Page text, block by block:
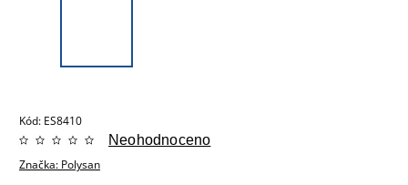
Kód: ES8410
Značka: Polysan
Neohodnoceno